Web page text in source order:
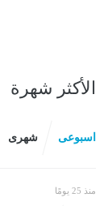
الأكثر شهرة
اسبوعى شهرى
منذ 25 يومًا